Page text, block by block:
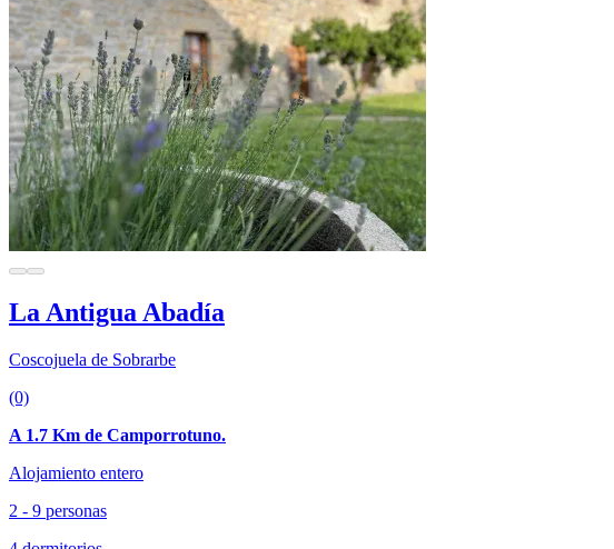
La Antigua Abadía
Coscojuela de Sobrarbe
(0)
A 1.7 Km de Camporrotuno.
Alojamiento entero
2 - 9 personas